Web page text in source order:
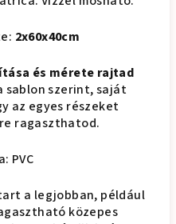
2x60x40cm
és mérete rajtad
sablon szerint, saját
az egyes részeket
ragaszthatod.
PVC
a legjobban, például
közepes